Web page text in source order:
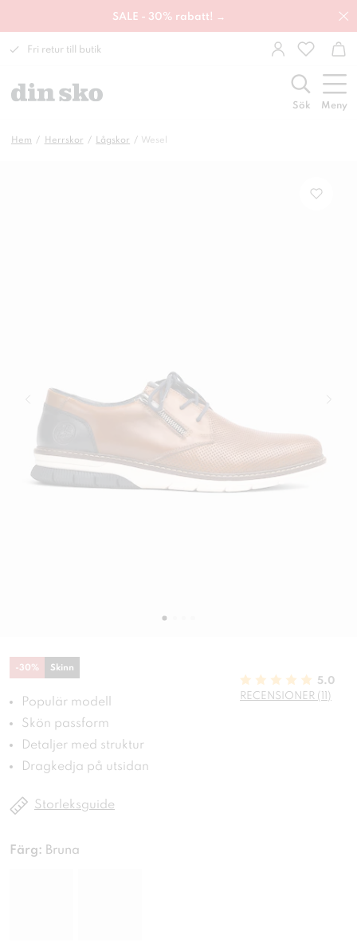
SALE - 30% rabatt! →
Fri retur till butik
Sök Meny
Hem Herrskor Lågskor Wesel
-30% Skinn
Populär modell
Skön passform
Detaljer med struktur
Dragkedja på utsidan
5.0
RECENSIONER (11)
Storleksguide
Färg: Bruna